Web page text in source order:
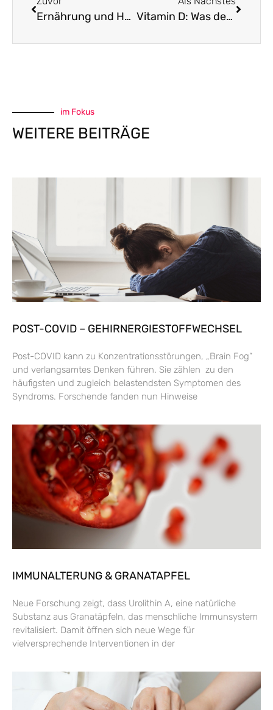
Ernährung und Hormone bei Frauen ab 50 Vitamin D: Was der Gynäkologe wissen sollte
im Fokus
WEITERE BEITRÄGE
POST-COVID – GEHIRNERGIESTOFFWECHSEL
Post-COVID kann zu Konzentrationsstörungen, „Brain Fog“
und verlangsamtes Denken führen. Sie zählen zu den
häufigsten und zugleich belastendsten Symptomen des
Syndroms. Forschende fanden nun Hinweise
IMMUNALTERUNG & GRANATAPFEL
Neue Forschung zeigt, dass Urolithin A, eine natürliche
Substanz aus Granatäpfeln, das menschliche Immunsystem
revitalisiert. Damit öffnen sich neue Wege für
vielversprechende Interventionen in der